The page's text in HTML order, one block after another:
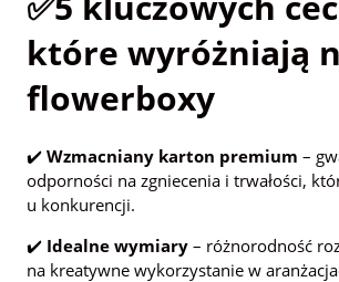
które wyróżniają
flowerboxy
✔️ Wzmacniany karton premium –
odporności na zgniecenia i trwałości,
u konkurencji.
✔️ Idealne wymiary – różnorodność
na kreatywne wykorzystanie w